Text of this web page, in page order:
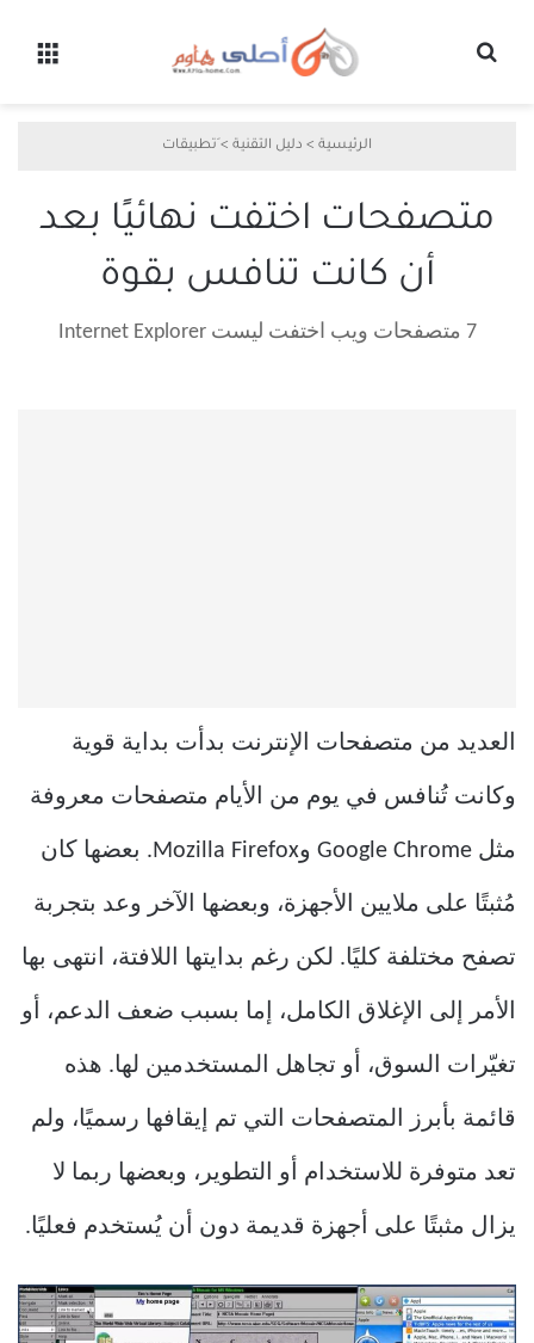
الرئيسية > دليل التقنية > َتطبيقات
متصفحات اختفت نهائيًا بعد
أن كانت تنافس بقوة
7 متصفحات ويب اختفت ليست Internet Explorer
العديد من متصفحات الإنترنت بدأت بداية قوية
وكانت تُنافس في يوم من الأيام متصفحات معروفة
مثل Google Chrome وMozilla Firefox. بعضها كان
مُثبتًا على ملايين الأجهزة، وبعضها الآخر وعد بتجربة
تصفح مختلفة كليًا. لكن رغم بدايتها اللافتة، انتهى بها
الأمر إلى الإغلاق الكامل، إما بسبب ضعف الدعم، أو
تغيّرات السوق، أو تجاهل المستخدمين لها. هذه
قائمة بأبرز المتصفحات التي تم إيقافها رسميًا، ولم
تعد متوفرة للاستخدام أو التطوير، وبعضها ربما لا
يزال مثبتًا على أجهزة قديمة دون أن يُستخدم فعليًا.